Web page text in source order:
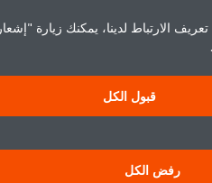
لدينا، يمكنك زيارة "إشعار
قبول الكل
رفض الكل